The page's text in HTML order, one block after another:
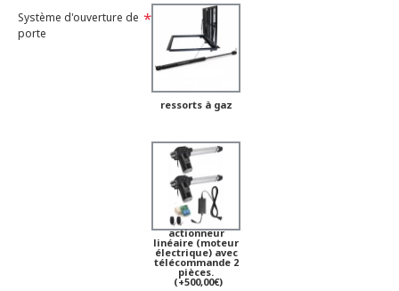
Système d'ouverture de
porte
ressorts à gaz
actionneur
linéaire (moteur
électrique) avec
télécommande 2
pièces.
(+500,00€)